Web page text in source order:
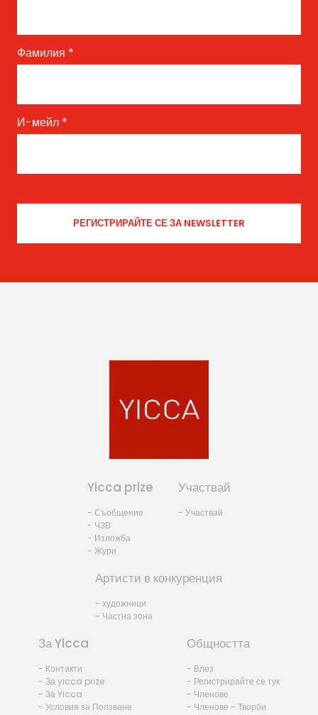
Фамилия *
И-мейл *
Yicca prize
- Съобщение
- ЧЗВ
- Изложба
- Жури
Участвай
- Участвай
Артисти в конкуренция
- художници
- Частна зона
За Yicca
- Контакти
- За yicca prize
- За Yicca
- Условия за Ползване
Общността
- Влез
- Регистрирайте се тук
- Членове
- Членове - Творби